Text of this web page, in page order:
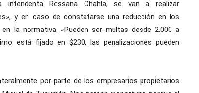
Rossana Chahla, se van a realizar
y en caso de constatarse una reducción en los
la normativa. «Pueden ser multas desde 2.000 a
está fijado en $230, las penalizaciones pueden
por parte de los empresarios propietarios